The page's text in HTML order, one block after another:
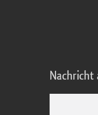
Nachricht